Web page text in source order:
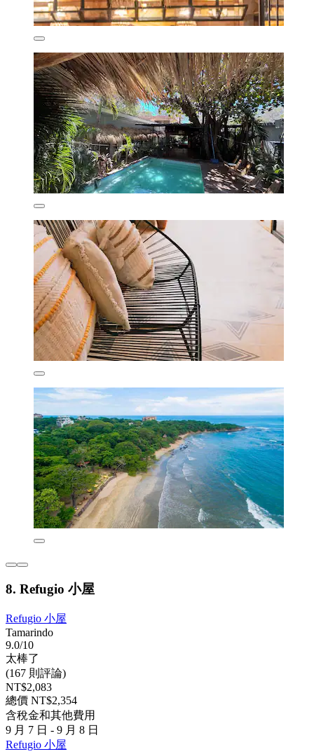
8. Refugio 小屋
Refugio 小屋
Tamarindo
9.0/10
太棒了
(167 則評論)
NT$2,083
總價 NT$2,354
含稅金和其他費用
9 月 7 日 - 9 月 8 日
Refugio 小屋